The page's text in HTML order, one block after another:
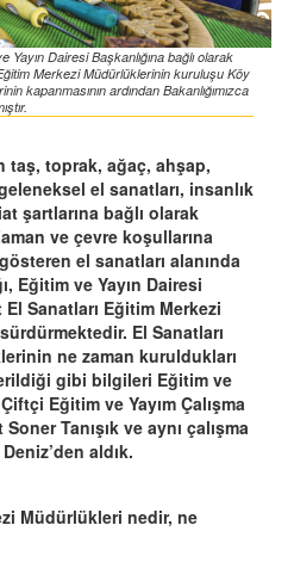
Yayın Dairesi Başkanlığına bağlı olarak
Merkezi Müdürlüklerinin kuruluşu Köy
kapanmasının ardından Bakanlığımızca
taş, toprak, ağaç, ahşap,
el sanatları, insanlık
şartlarına bağlı olarak
ve çevre koşullarına
el sanatları alanında
Eğitim ve Yayın Dairesi
El Sanatları Eğitim Merkezi
El Sanatları
ne zaman kuruldukları
gibi bilgileri Eğitim ve
Eğitim ve Yayım Çalışma
Tanışık ve aynı çalışma
aldık.
Müdürlükleri nedir, ne